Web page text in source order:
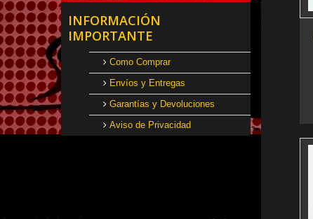
INFORMACIÓN
IMPORTANTE
Como Comprar
Envíos y Entregas
Garantías y Devoluciones
Aviso de Privacidad